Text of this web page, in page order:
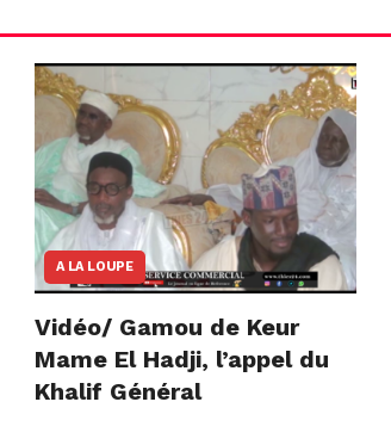
A LA LOUPE
Vidéo/ Gamou de Keur
Mame El Hadji, l’appel du
Khalif Général